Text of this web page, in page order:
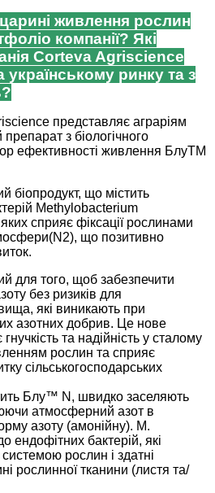
царині живлення рослин
компанії? Які
Corteva Agriscience
українському ринку та з
представляє аграріям
з біологічного
ефективності живлення БлуТМ
біопродукт, що містить
Methylobacterium
сприяє фіксації рослинами
що позитивно
для того, щоб забезпечити
без ризиків для
які виникають при
азотних добрив. Це нове
та надійність у сталому
рослин та сприяє
сільськогосподарських
Блу™ N, швидко заселяють
атмосферний азот в
азоту (амонійну). M.
ендофітних бактерій, які
рослин і здатні
рослинної тканини (листя та/